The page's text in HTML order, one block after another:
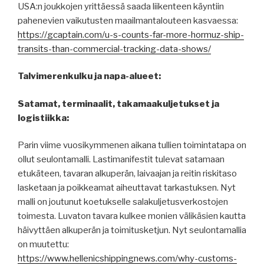
USA:n joukkojen yrittäessä saada liikenteen käyntiin
pahenevien vaikutusten maailmantalouteen kasvaessa:
https://gcaptain.com/u-s-counts-far-more-hormuz-ship-
transits-than-commercial-tracking-data-shows/
Talvimerenkulku ja napa-alueet:
Satamat, terminaalit, takamaakuljetukset ja
logistiikka:
Parin viime vuosikymmenen aikana tullien toimintatapa on
ollut seulontamalli. Lastimanifestit tulevat satamaan
etukäteen, tavaran alkuperän, laivaajan ja reitin riskitaso
lasketaan ja poikkeamat aiheuttavat tarkastuksen. Nyt
malli on joutunut koetukselle salakuljetusverkostojen
toimesta. Luvaton tavara kulkee monien välikäsien kautta
häivyttäen alkuperän ja toimitusketjun. Nyt seulontamallia
on muutettu:
https://www.hellenicshippingnews.com/why-customs-